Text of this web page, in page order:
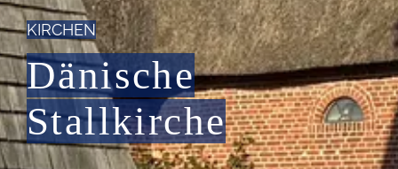
KIRCHEN
Dänische
Stallkirche